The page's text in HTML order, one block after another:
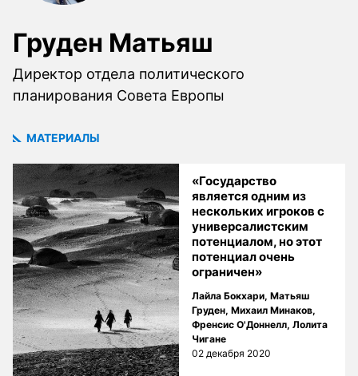
Груден Матьяш
Директор отдела политического
планирования Совета Европы
МАТЕРИАЛЫ
«Государство
является одним из
нескольких игроков с
универсалистским
потенциалом, но этот
потенциал очень
ограничен»
Лайла Бокхари, Матьяш
Груден, Михаил Минаков,
Френсис О'Доннелл, Лолита
Чигане
02 декабря 2020